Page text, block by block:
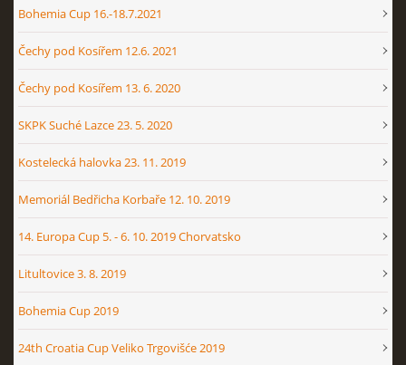
Bohemia Cup 16.-18.7.2021
Čechy pod Kosířem 12.6. 2021
Čechy pod Kosířem 13. 6. 2020
SKPK Suché Lazce 23. 5. 2020
Kostelecká halovka 23. 11. 2019
Memoriál Bedřicha Korbaře 12. 10. 2019
14. Europa Cup 5. - 6. 10. 2019 Chorvatsko
Litultovice 3. 8. 2019
Bohemia Cup 2019
24th Croatia Cup Veliko Trgovišće 2019